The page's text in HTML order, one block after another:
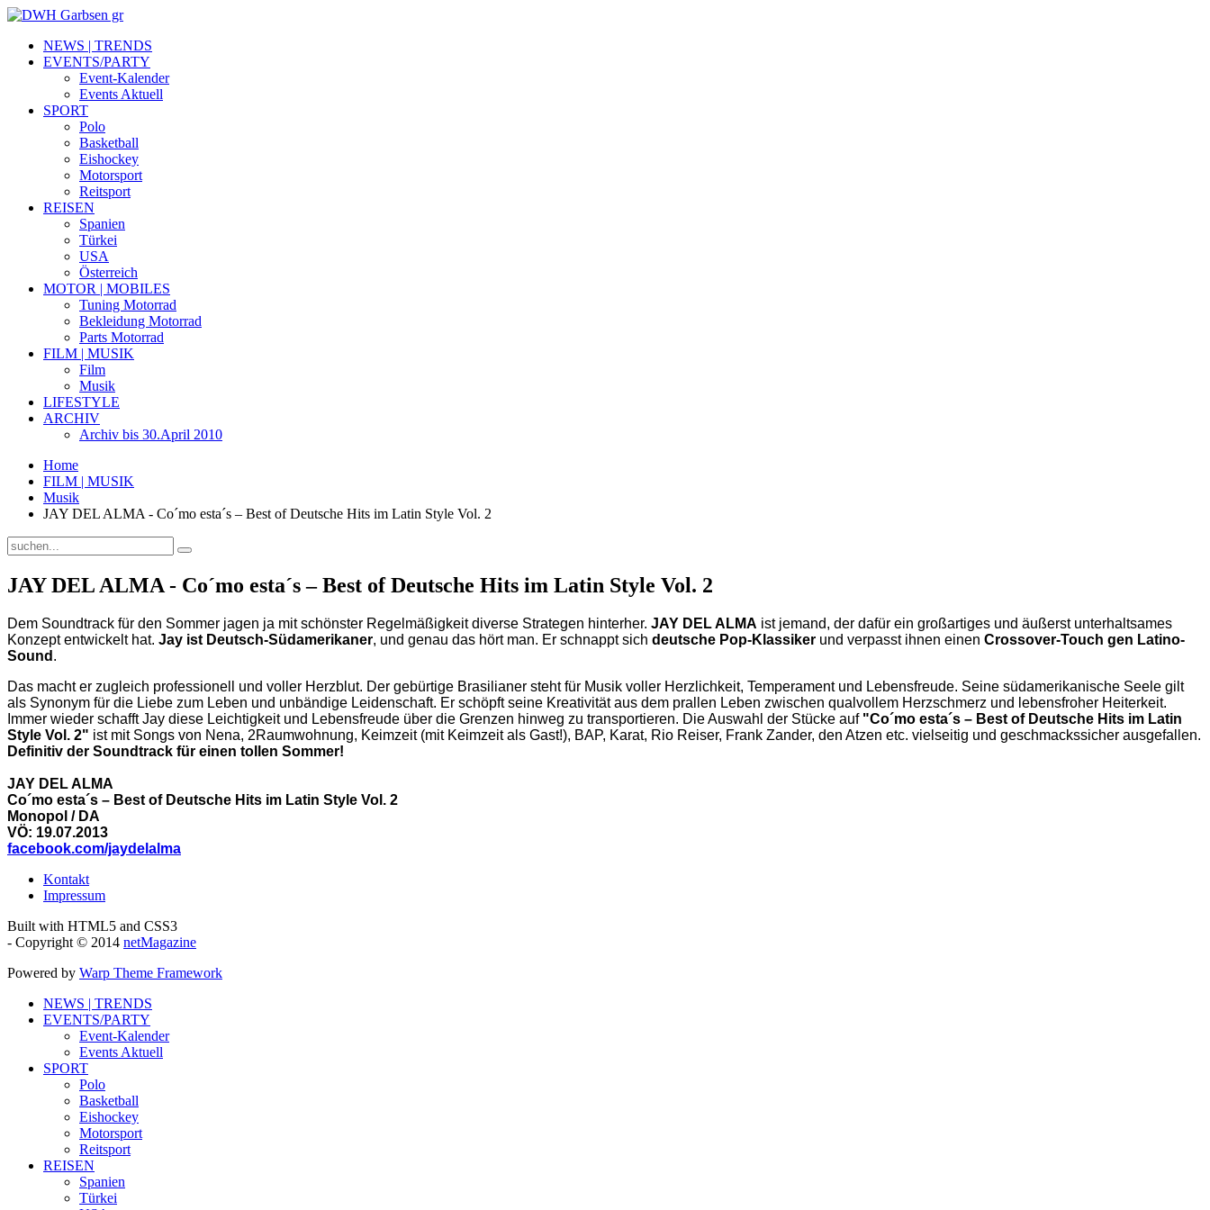
NEWS | TRENDS
EVENTS/PARTY
Event-Kalender
Events Aktuell
SPORT
Polo
Basketball
Eishockey
Motorsport
Reitsport
REISEN
Spanien
Türkei
USA
Österreich
MOTOR | MOBILES
Tuning Motorrad
Bekleidung Motorrad
Parts Motorrad
FILM | MUSIK
Film
Musik
LIFESTYLE
ARCHIV
Archiv bis 30.April 2010
Home
FILM | MUSIK
Musik
JAY DEL ALMA - Co´mo esta´s – Best of Deutsche Hits im Latin Style Vol. 2
JAY DEL ALMA - Co´mo esta´s – Best of Deutsche Hits im Latin Style Vol. 2
Dem Soundtrack für den Sommer jagen ja mit schönster Regelmäßigkeit diverse Strategen hinterher. JAY DEL ALMA ist jemand, der dafür ein großartiges und äußerst unterhaltsames
Konzept entwickelt hat. Jay ist Deutsch-Südamerikaner, und genau das hört man. Er schnappt sich deutsche Pop-Klassiker und verpasst ihnen einen Crossover-Touch gen Latino-
Sound .
Das macht er zugleich professionell und voller Herzblut. Der gebürtige Brasilianer steht für Musik voller Herzlichkeit, Temperament und Lebensfreude. Seine südamerikanische Seele gilt
als Synonym für die Liebe zum Leben und unbändige Leidenschaft. Er schöpft seine Kreativität aus dem prallen Leben zwischen qualvollem Herzschmerz und lebensfroher Heiterkeit.
Immer wieder schafft Jay diese Leichtigkeit und Lebensfreude über die Grenzen hinweg zu transportieren. Die Auswahl der Stücke auf "Co´mo esta´s – Best of Deutsche Hits im Latin
Style Vol. 2" ist mit Songs von Nena, 2Raumwohnung, Keimzeit (mit Keimzeit als Gast!), BAP, Karat, Rio Reiser, Frank Zander, den Atzen etc. vielseitig und geschmackssicher ausgefallen.
Definitiv der Soundtrack für einen tollen Sommer!
JAY DEL ALMA
Co´mo esta´s – Best of Deutsche Hits im Latin Style Vol. 2
Monopol / DA
VÖ: 19.07.2013
facebook.com/jaydelalma
Kontakt
Impressum
Built with HTML5 and CSS3
- Copyright © 2014 netMagazine
Powered by Warp Theme Framework
NEWS | TRENDS
EVENTS/PARTY
Event-Kalender
Events Aktuell
SPORT
Polo
Basketball
Eishockey
Motorsport
Reitsport
REISEN
Spanien
Türkei